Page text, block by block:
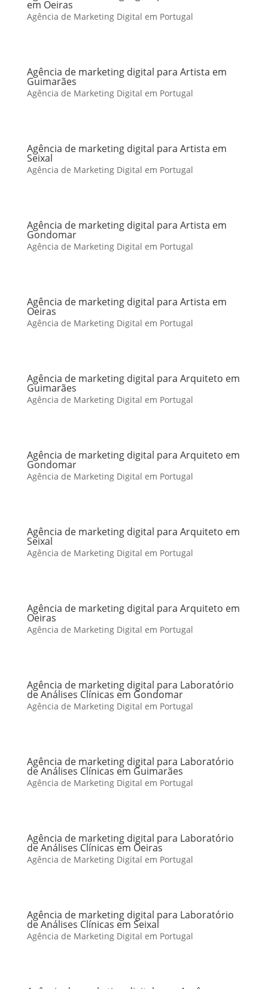
em Oeiras
Agência de Marketing Digital em Portugal
Agência de marketing digital para Artista em
Guimarães
Agência de Marketing Digital em Portugal
Agência de marketing digital para Artista em
Seixal
Agência de Marketing Digital em Portugal
Agência de marketing digital para Artista em
Gondomar
Agência de Marketing Digital em Portugal
Agência de marketing digital para Artista em
Oeiras
Agência de Marketing Digital em Portugal
Agência de marketing digital para Arquiteto em
Guimarães
Agência de Marketing Digital em Portugal
Agência de marketing digital para Arquiteto em
Gondomar
Agência de Marketing Digital em Portugal
Agência de marketing digital para Arquiteto em
Seixal
Agência de Marketing Digital em Portugal
Agência de marketing digital para Arquiteto em
Oeiras
Agência de Marketing Digital em Portugal
Agência de marketing digital para Laboratório
de Análises Clínicas em Gondomar
Agência de Marketing Digital em Portugal
Agência de marketing digital para Laboratório
de Análises Clínicas em Guimarães
Agência de Marketing Digital em Portugal
Agência de marketing digital para Laboratório
de Análises Clínicas em Oeiras
Agência de Marketing Digital em Portugal
Agência de marketing digital para Laboratório
de Análises Clínicas em Seixal
Agência de Marketing Digital em Portugal